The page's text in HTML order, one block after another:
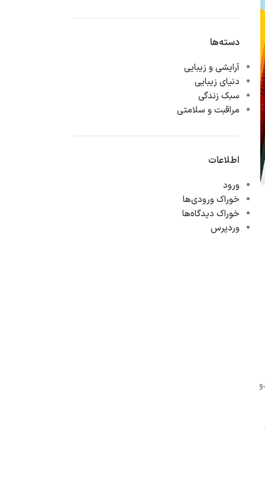
دسته‌ها
آرایشی و زیبایی
دنیای زیبایی
سبک زندگی
مراقبت و سلامتی
اطلاعات
ورود
خوراک ورودی‌ها
خوراک دیدگاه‌ها
وردپرس